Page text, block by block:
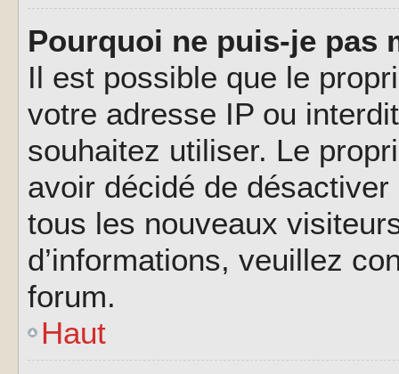
Pourquoi ne puis-je pas
Il est possible que le
votre adresse IP ou
souhaitez utiliser. Le
avoir décidé de
tous les nouveaux
d’informations, veuillez
forum.
Haut